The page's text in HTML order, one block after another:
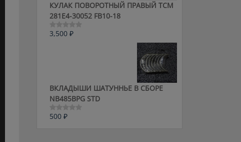
КУЛАК ПОВОРОТНЫЙ ПРАВЫЙ ТСМ
281E4-30052 FB10-18
Оценка
3,500 ₽
ВКЛАДЫШИ ШАТУННЬЕ В СБОРЕ
NB485BPG STD
Оценка
500 ₽